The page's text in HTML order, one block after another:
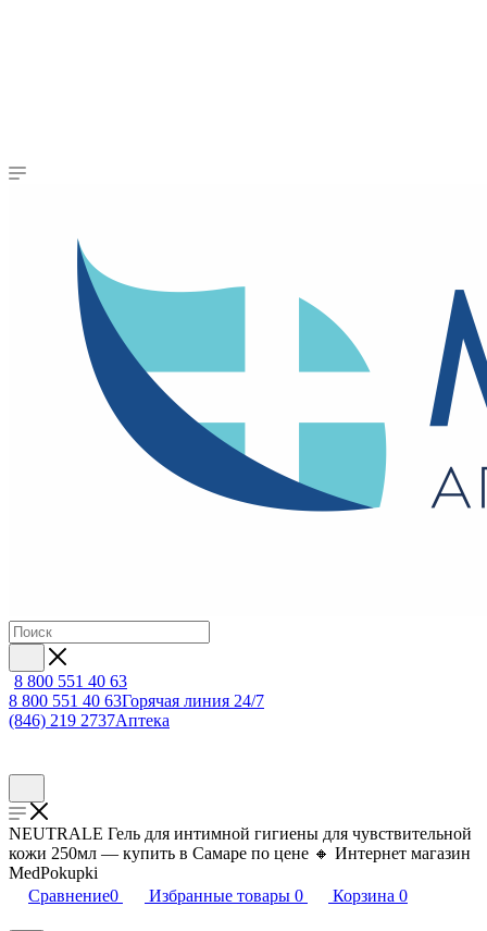
8 800 551 40 63
8 800 551 40 63Горячая линия 24/7
(846) 219 2737Аптека
NEUTRALE Гель для интимной гигиены для чувствительной
кожи 250мл — купить в Самаре по цене 🔸 Интернет магазин
MedPokupki
Сравнение0 Избранные товары 0 Корзина 0